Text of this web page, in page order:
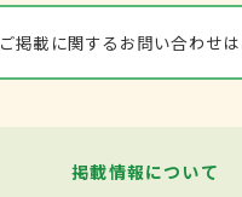
ご掲載に関するお問い合わせ
掲載情報について